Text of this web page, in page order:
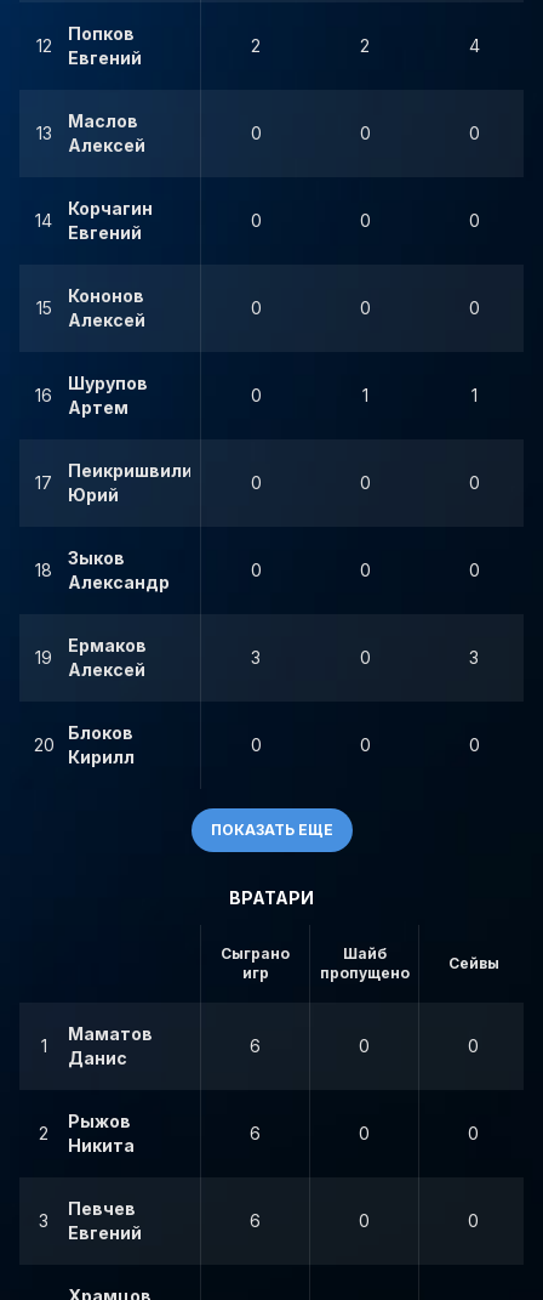
12
Попков
Евгений
2 2 4
13
Маслов
Алексей
0 0 0
14
Корчагин
Евгений
0 0 0
15
Кононов
Алексей
0 0 0
16
Шурупов
Артем
0 1 1
17
Пеикришвили
Юрий
0 0 0
18
Зыков
Александр
0 0 0
19
Ермаков
Алексей
3 0 3
20
Блоков
Кирилл
0 0 0
ПОКАЗАТЬ ЕЩЕ
ВРАТАРИ
Сыграно
игр
Шайб
пропущено
Сейвы
1
Маматов
Данис
6 0 0
2
Рыжов
Никита
6 0 0
3
Певчев
Евгений
6 0 0
Храмцов